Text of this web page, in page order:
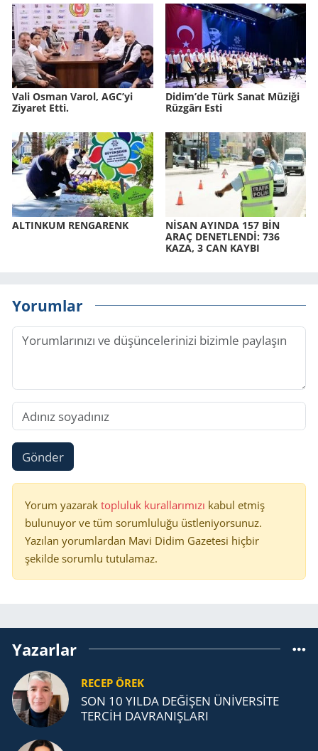
Vali Osman Varol, AGC’yi
Ziyaret Etti.
Didim’de Türk Sanat Mü­zi­ği
Rüz­gâ­rı Esti
AL­TIN­KUM REN­GA­RENK
NİSAN AYIN­DA 157 BİN
ARAÇ DE­NET­LENDİ: 736
KAZA, 3 CAN KAYBI
Yorumlar
Gönder
Yorum yazarak topluluk kurallarımızı kabul etmiş
bulunuyor ve tüm sorumluluğu üstleniyorsunuz.
Yazılan yorumlardan Mavi Didim Gazetesi hiçbir
şekilde sorumlu tutulamaz.
Yazarlar
RECEP ÖREK
SON 10 YILDA DEĞİŞEN ÜNİVERSİTE
TERCİH DAVRANIŞLARI